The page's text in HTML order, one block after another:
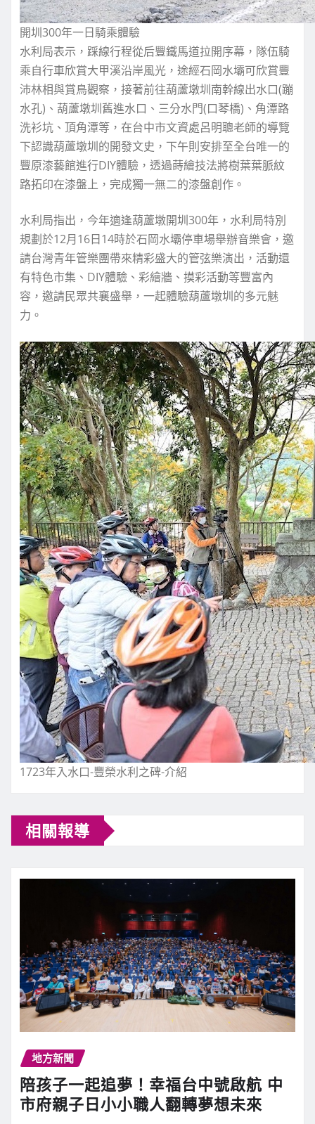
開圳300年一日騎乘體驗
水利局表示，踩線行程從后豐鐵馬道拉開序幕，隊伍騎
乘自行車欣賞大甲溪沿岸風光，途經石岡水壩可欣賞豐
沛林相與賞鳥觀察，接著前往葫蘆墩圳南幹線出水口(蹦
水孔)、葫蘆墩圳舊進水口、三分水門(口琴橋)、角潭路
洗衫坑、頂角潭等，在台中市文資處呂明聰老師的導覽
下認識葫蘆墩圳的開發文史，下午則安排至全台唯一的
豐原漆藝館進行DIY體驗，透過蒔繪技法將樹葉葉脈紋
路拓印在漆盤上，完成獨一無二的漆盤創作。
水利局指出，今年適逢葫蘆墩開圳300年，水利局特別
規劃於12月16日14時於石岡水壩停車場舉辦音樂會，邀
請台灣青年管樂團帶來精彩盛大的管弦樂演出，活動還
有特色市集、DIY體驗、彩繪牆、摸彩活動等豐富內
容，邀請民眾共襄盛舉，一起體驗葫蘆墩圳的多元魅
力。
1723年入水口-豐榮水利之碑-介紹
相關報導
地方新聞
陪孩子一起追夢！幸福台中號啟航 中
市府親子日小小職人翻轉夢想未來